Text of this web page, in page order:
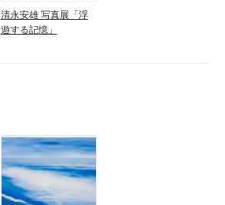
清永安雄 写真展「浮
遊する記憶」